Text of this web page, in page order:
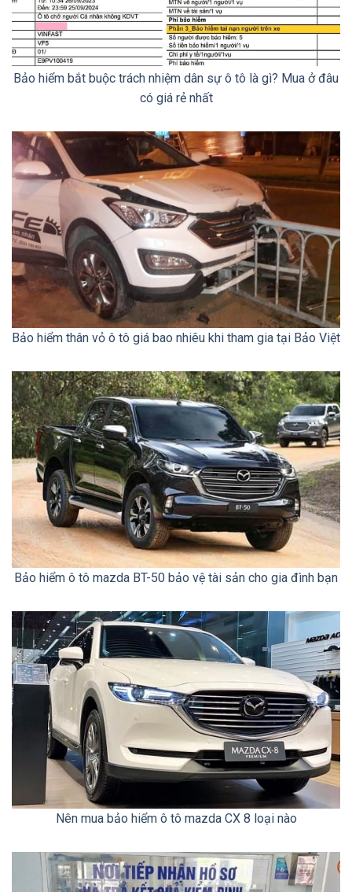
Bảo hiểm bắt buộc trách nhiệm dân sự ô tô là gì? Mua ở đâu
có giá rẻ nhất
Bảo hiểm thân vỏ ô tô giá bao nhiêu khi tham gia tại Bảo Việt
Bảo hiểm ô tô mazda BT-50 bảo vệ tài sản cho gia đình bạn
Nên mua bảo hiểm ô tô mazda CX 8 loại nào